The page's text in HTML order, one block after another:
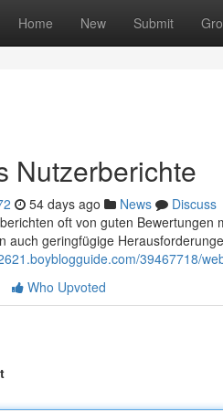
Home New Submit
Nutzerberichte
54 days ago News
Discuss
oft von guten
auch geringfügige
39467718/
Who Upvoted